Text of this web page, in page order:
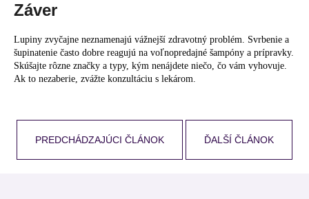
Záver
Lupiny zvyčajne neznamenajú vážnejší zdravotný problém. Svrbenie a
šupinatenie často dobre reagujú na voľnopredajné šampóny a prípravky.
Skúšajte rôzne značky a typy, kým nenájdete niečo, čo vám vyhovuje.
Ak to nezaberie, zvážte konzultáciu s lekárom.
PREDCHÁDZAJÚCI ČLÁNOK ĎALŠÍ ČLÁNOK